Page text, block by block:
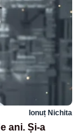
Ionuț Nichita
ani. Și-a